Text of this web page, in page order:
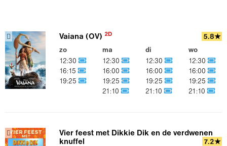
Vaiana (OV) 2D 5.8★
zo
12:30
16:15
19:25
ma
12:30
16:00
19:25
21:10
di
12:30
16:00
19:25
21:10
wo
12:30
16:00
19:25
21:10
Vier feest met Dikkie Dik en de verdwenen
knuffel
7.2★